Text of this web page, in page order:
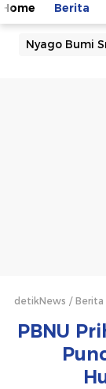
Home Berita
Nyago Bumi
detikNews Berita
PBNU